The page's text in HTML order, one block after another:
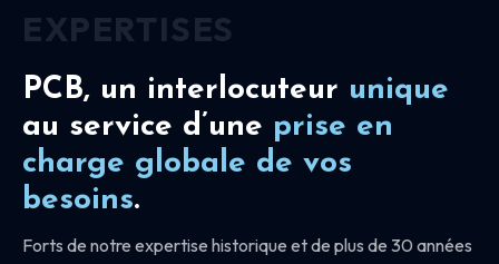
PCB, un interlocuteur unique
au service d’une prise en
charge globale de vos
besoins.
Forts de notre expertise historique et de plus de 30 années
EXPERTISES